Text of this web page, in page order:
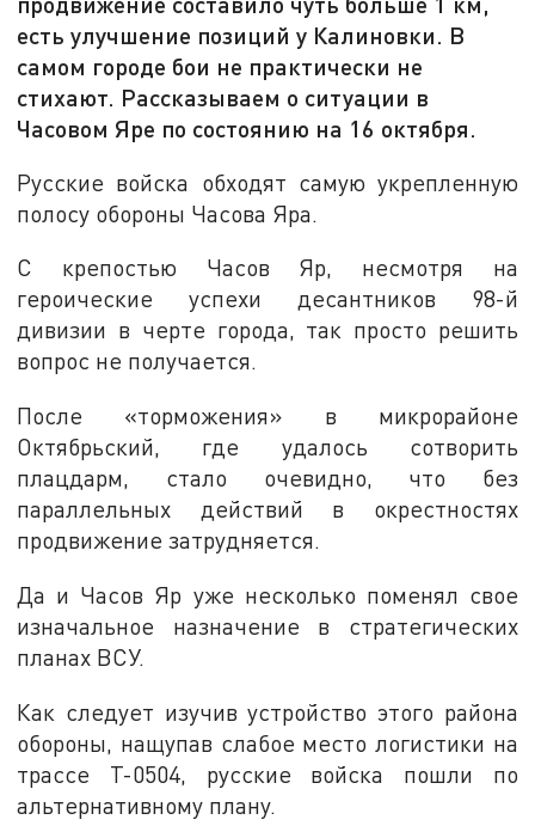
есть улучшение позиций у Калиновки. В
самом городе бои не практически не
стихают. Рассказываем о ситуации в
Часовом Яре по состоянию на 16 октября.
Русские войска обходят самую укрепленную
полосу обороны Часова Яра.
С крепостью Часов Яр, несмотря на
героические успехи десантников 98-й
дивизии в черте города, так просто решить
вопрос не получается.
После «торможения» в микрорайоне
Октябрьский, где удалось сотворить
плацдарм, стало очевидно, что без
параллельных действий в окрестностях
продвижение затрудняется.
Да и Часов Яр уже несколько поменял свое
изначальное назначение в стратегических
планах ВСУ.
Как следует изучив устройство этого района
обороны, нащупав слабое место логистики на
трассе Т-0504, русские войска пошли по
альтернативному плану.